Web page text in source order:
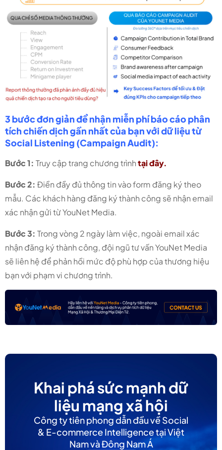
3 bước đơn giản để nhận miễn phí báo cáo phân
tích chiến dịch gần nhất của bạn với dữ liệu từ
Social Listening (Campaign Audit):
Bước 1: Truy cập trang chương trìnhtại đây.
Bước 2: Điền đầy đủ thông tin vào form đăng ký theo
mẫu. Các khách hàng đăng ký thành công sẽ nhận email
xác nhận gửi từ YouNet Media.
Bước 3: Trong vòng 2 ngày làm việc, ngoài email xác
nhận đăng ký thành công, đội ngũ tư vấn YouNet Media
sẽ liên hệ để phản hồi mức độ phù hợp của thương hiệu
bạn với phạm vi chương trình.
Khai phá sức mạnh dữ
liệu mạng xã hội
Công ty tiên phong dẫn đầu về Social
& E-commerce Intelligence tại Việt
Nam và Đông Nam Á